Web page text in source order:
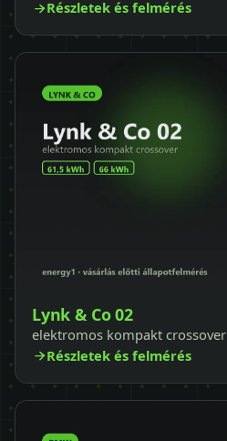
Részletek és felmérés
Lynk & Co 02
elektromos kompakt crossover
Részletek és felmérés